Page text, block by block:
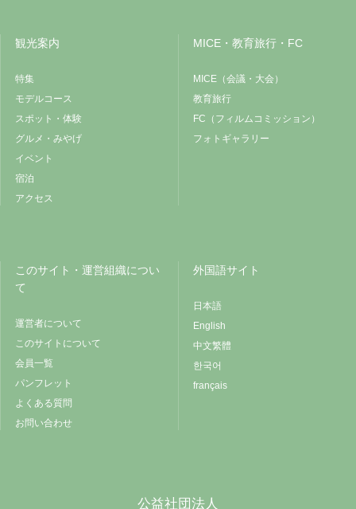
観光案内
特集
モデルコース
スポット・体験
グルメ・みやげ
イベント
宿泊
アクセス
MICE・教育旅行・FC
MICE（会議・大会）
教育旅行
FC（フィルムコミッション）
フォトギャラリー
このサイト・運営組織につい
て
運営者について
このサイトについて
会員一覧
パンフレット
よくある質問
お問い合わせ
外国語サイト
日本語
English
中文繁體
한국어
français
公益社団法人